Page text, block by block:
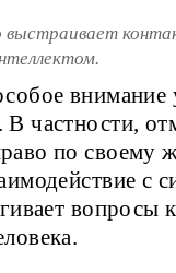
внимание
частности,
по своему
с
вопросы